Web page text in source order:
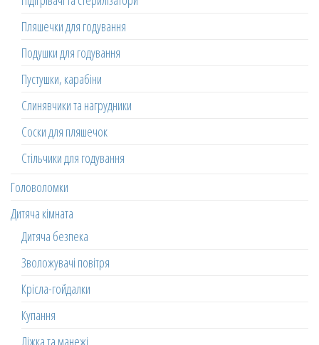
Пляшечки для годування
Подушки для годування
Пустушки, карабіни
Слинявчики та нагрудники
Соски для пляшечок
Стільчики для годування
Головоломки
Дитяча кімната
Дитяча безпека
Зволожувачі повітря
Крісла-гойдалки
Купання